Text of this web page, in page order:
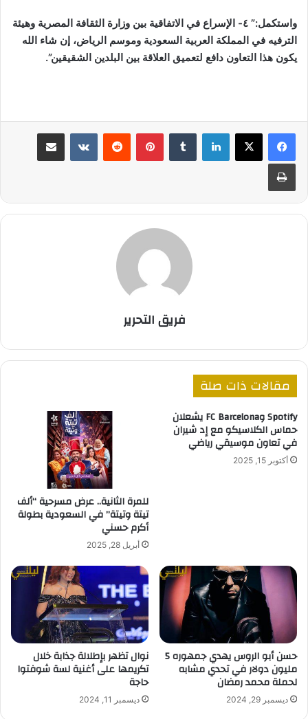
واستكمل:” ٤- الإسراع في الاتفاقية بين وزارة الثقافة المصرية وهيئة
الترفيه في المملكة العربية السعودية وموسم الرياض، إن شاء الله
يكون هذا التعاون دافع لتعميق العلاقة بين البلدين الشقيقين”.
لينكدإن بينتيريست
فريق التحرير
مقالات ذات صلة
Spotify وFC Barcelona يشعلان
حماس الكلاسيكو مع إد شيران
في تعاون موسيقي رياضي
أكتوبر 15, 2025
للمرة الثانية.. عرض مسرحية “ألف
تيتة وتيتة” في السعودية بطولة
أكرم حسني
أبريل 28, 2025
حسن أبو الروس يهدي جمهوره 5
مليون دولار في تحدي مشابه
لحملة محمد رمضان
ديسمبر 29, 2024
نوال تظهر بإطلالة جذابة خلال
تكريمها على أغنية لسة شوفتوا
حاجة
ديسمبر 11, 2024